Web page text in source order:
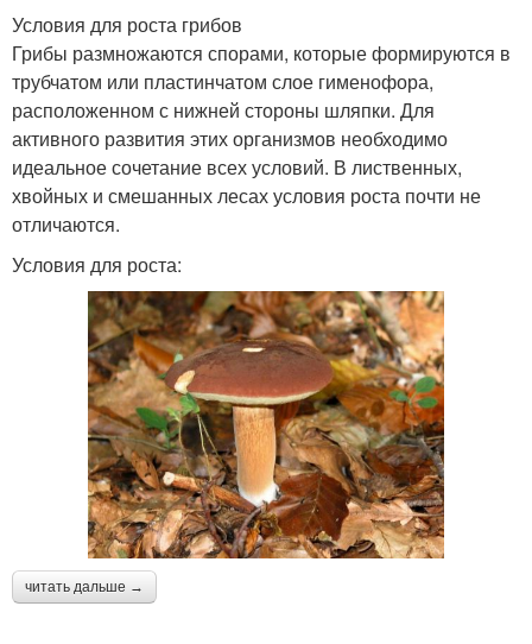
Условия для роста грибов
Грибы размножаются спорами, которые формируются в
трубчатом или пластинчатом слое гименофора,
расположенном с нижней стороны шляпки. Для
активного развития этих организмов необходимо
идеальное сочетание всех условий. В лиственных,
хвойных и смешанных лесах условия роста почти не
отличаются.
Условия для роста:
читать дальше →